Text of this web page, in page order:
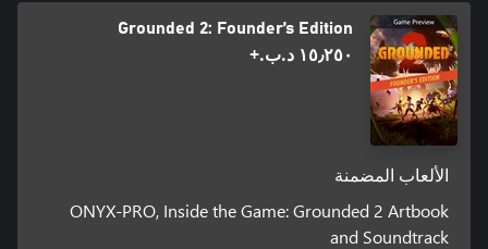
Grounded 2: Founder’s Edition
١٥٫٢٥٠ د.ب.‏+
الألعاب المضمنة
ONYX-PRO, Inside the Game: Grounded 2 Artbook
and Soundtrack